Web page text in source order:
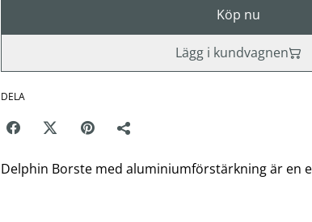
Köp nu
Lägg i kundvagnen
DELA
Delphin Borste med aluminiumförstärkning är en